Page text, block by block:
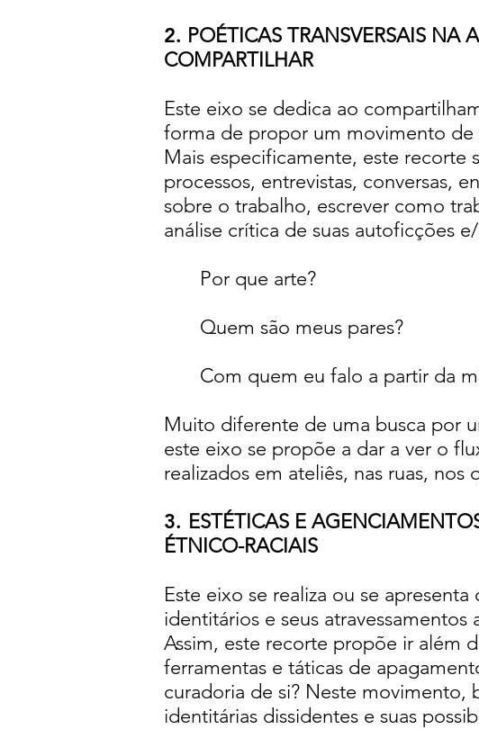
2. POÉTICAS TRANSVERSAIS NA
COMPARTILHAR
Este eixo se dedica ao
forma de propor um movimento de
Mais especificamente, este recorte
processos, entrevistas, conversas,
sobre o trabalho, escrever como
análise crítica de suas autoficções
Por que arte?
Quem são meus pares?
Com quem eu falo a partir da
Muito diferente de uma busca por
este eixo se propõe a dar a ver o
realizados em ateliês, nas ruas,
3. ESTÉTICAS E
ÉTNICO-RACIAIS
Este eixo se realiza ou se
identitários e seus
Assim, este recorte propõe ir além
ferramentas e táticas de
curadoria de si? Neste movimento,
identitárias dissidentes e suas